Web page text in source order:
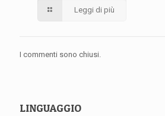
Leggi di più
I commenti sono chiusi.
LINGUAGGIO